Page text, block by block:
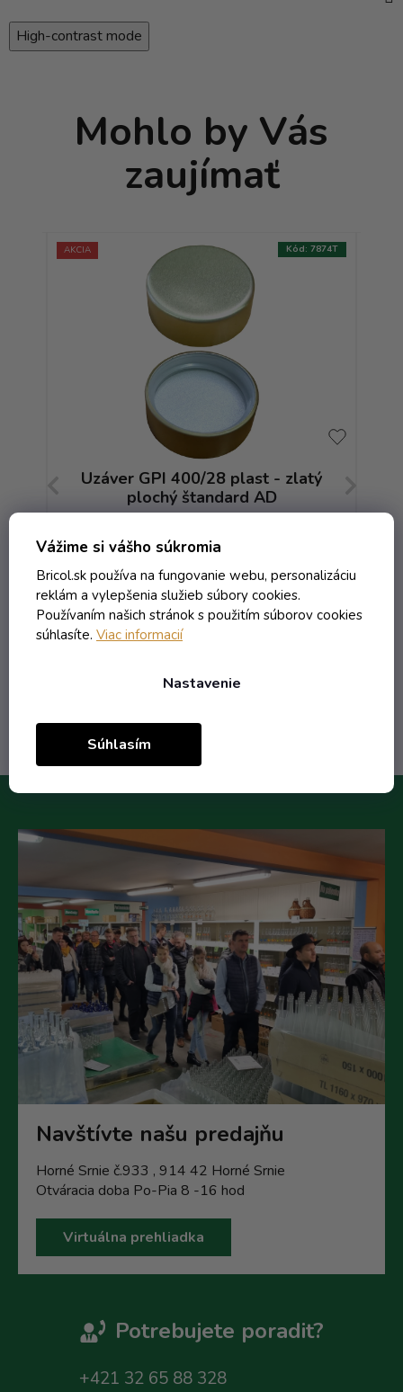
Vážime si vášho súkromia
Bricol.sk používa na fungovanie webu, personalizáciu
reklám a vylepšenia služieb súbory cookies.
Používaním našich stránok s použitím súborov cookies
súhlasíte. Viac informacií
Nastavenie
Súhlasím
High-contrast mode
Mohlo by Vás
zaujímať
AKCIA
Uzáver GPI 400/28 plast - zlatý
plochý štandard AD
Skladom
0,49 € vrátane DPH
0,40 €/ ks
0,48 €
Do košíka
Kód: 7874T
Navštívte našu predajňu
Horné Srnie č.933 , 914 42 Horné Srnie
Otváracia doba Po-Pia 8 -16 hod
Virtuálna prehliadka
Potrebujete poradit?
+421 32 65 88 328